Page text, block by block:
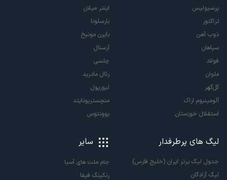
پرسپولیس
تراکتور
ذوب آهن
سپاهان
فولاد
ملوان
گل‌گهر
آلومینیوم اراک
استقلال خوزستان
اینتر میلان
بارسلونا
بایرن مونیخ
آرسنال
چلسی
رئال مادرید
لیورپول
منچستریونایتد
یوونتوس
لیگ های پرطرفدار
جدول لیگ برتر ایران (خلیج فارس)
لیگ آزادگان
سایر
جام ملت های آسیا
رنکینگ فیفا